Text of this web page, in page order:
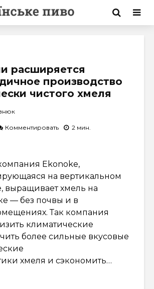
расширяется
производство
чистого хмеля
Комментировать 2 мин.
Ekonoke,
на вертикальном
выращивает хмель на
— без почвы и в
Так компания
климатические
более сильные вкусовые
хмеля и сэкономить…